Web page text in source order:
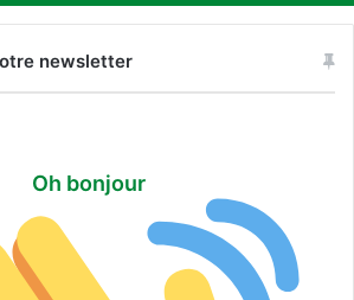
newsletter
Oh bonjour